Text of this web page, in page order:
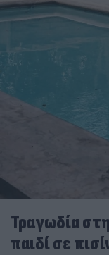
Τραγωδία
παιδί σε